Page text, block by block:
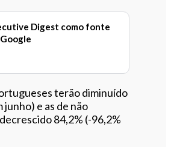
Digest como fonte
terão diminuído
junho) e as de não
84,2% (-96,2%